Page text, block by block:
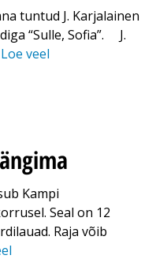
tuntud J. Karjalainen
“Sulle, Sofia”. J.
Loe veel
Kampi
Seal on 12
Raja võib